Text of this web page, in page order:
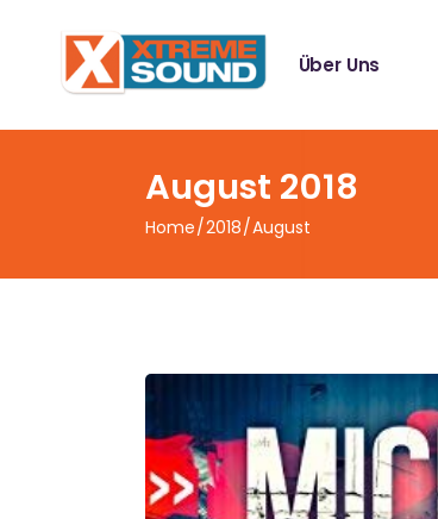
Über Uns
August 2018
Home 2018 August